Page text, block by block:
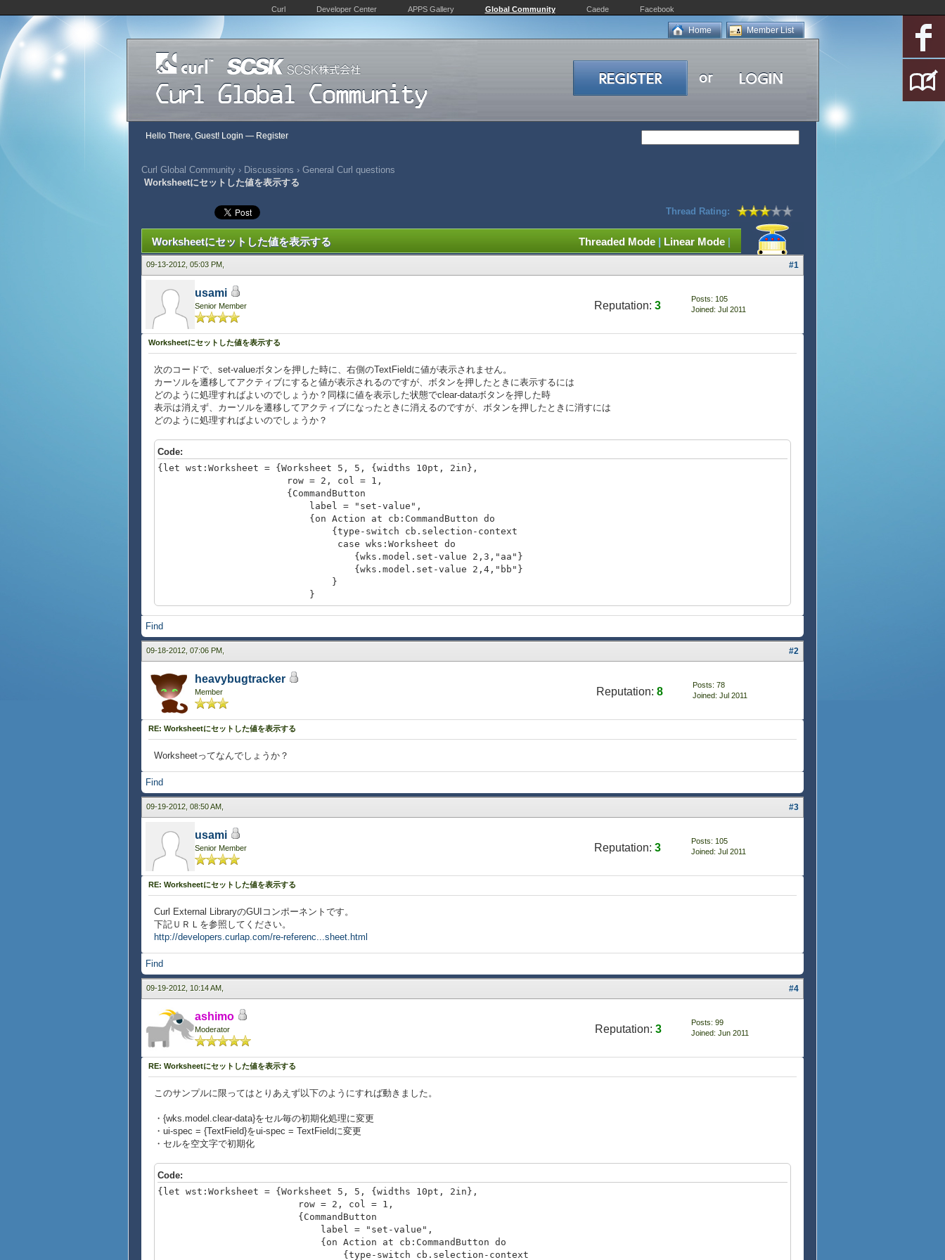
Curl Developer Center APPS Gallery Global Community Caede Facebook
Member List
Home
Hello There, Guest! Login — Register
Curl Global Community › Discussions › General Curl questions
Worksheetにセットした値を表示する
Thread Rating:
Threaded Mode | Linear Mode |
Worksheetにセットした値を表示する
09-13-2012, 05:03 PM, #1
usami
Senior Member Reputation: 3
Posts: 105
Joined: Jul 2011
Worksheetにセットした値を表示する
次のコードで、set-valueボタンを押した時に、右側のTextFieldに値が表示されません。
カーソルを遷移してアクティブにすると値が表示されるのですが、ボタンを押したときに表示するには
どのように処理すればよいのでしょうか？同様に値を表示した状態でclear-dataボタンを押した時
表示は消えず、カーソルを遷移してアクティブになったときに消えるのですが、ボタンを押したときに消すには
どのように処理すればよいのでしょうか？
Code:
{let wst:Worksheet = {Worksheet 5, 5, {widths 10pt, 2in},
row = 2, col = 1,
{CommandButton
label = "set-value",
{on Action at cb:CommandButton do
{type-switch cb.selection-context
case wks:Worksheet do
{wks.model.set-value 2,3,"aa"}
{wks.model.set-value 2,4,"bb"}
}
}
},
row = 2, col = 2,
{CommandButton
label = "clear-data",
{on Action at cb:CommandButton do
{type-switch cb.selection-context
case wks:Worksheet do
{wks.model.clear-data}
}
}
},
{input-cell {TextField},ui-spec = {TextField}},
row = 2, col = 4,
{input-cell {TextField},ui-spec = {TextField}}
}
}
wst
}
Find
09-18-2012, 07:06 PM, #2
heavybugtracker
Member Reputation: 8
Posts: 78
Joined: Jul 2011
RE: Worksheetにセットした値を表示する
Worksheetってなんでしょうか？
Find
09-19-2012, 08:50 AM, #3
usami
Senior Member Reputation: 3
Posts: 105
Joined: Jul 2011
RE: Worksheetにセットした値を表示する
Curl External LibraryのGUIコンポーネントです。
下記ＵＲＬを参照してください。
http://developers.curlap.com/re-referenc...sheet.html
Find
09-19-2012, 10:14 AM, #4
ashimo
Moderator Reputation: 3
Posts: 99
Joined: Jun 2011
RE: Worksheetにセットした値を表示する
このサンプルに限ってはとりあえず以下のようにすれば動きました。
・{wks.model.clear-data}をセル毎の初期化処理に変更
・ui-spec = {TextField}をui-spec = TextFieldに変更
・セルを空文字で初期化
Code:
{let wst:Worksheet = {Worksheet 5, 5, {widths 10pt, 2in},
row = 2, col = 1,
{CommandButton
label = "set-value",
{on Action at cb:CommandButton do
{type-switch cb.selection-context